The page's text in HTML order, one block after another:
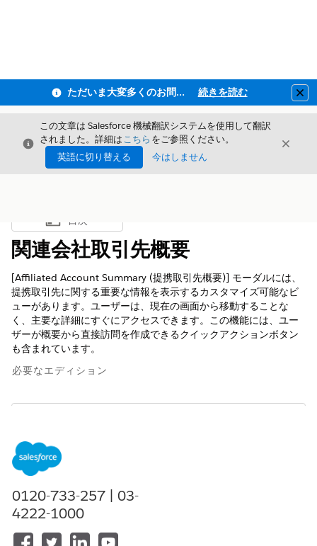
ただいま大変多くのお問い合わせをいただいており、ご連絡までにお時間を頂戴しております 続きを読む
閉じる
この文章は Salesforce 機械翻訳システムを使用して翻訳
されました。詳細はこちら をご参照ください。
英語に切り替える
今はしません
閉じる
目次を表示
目次
関連会社取引先概要
[Affiliated Account Summary (提携取引先概要)] モーダルには、
提携取引先に関する重要な情報を表示するカスタマイズ可能なビ
ューがあります。ユーザーは、現在の画面から移動することな
く、主要な詳細にすぐにアクセスできます。この機能には、ユー
ザーが概要から直接訪問を作成できるクイックアクションボタン
も含まれています。
必要なエディション
ヘルスケア提供者 (HCP) の詳細は、HCP が取引先の主提
供者である場合にのみ取引先概要に表示されます。取引先の住
所の詳細は、取引先に有効なプロバイダー取引先テリトリー情
報 (PATI) レコードがあり、有効なユーザーテリトリーレコード
のみ表示されます。住所は、関連付けられた連絡先住所を保存
0120-733-257 | 03-
4222-1000